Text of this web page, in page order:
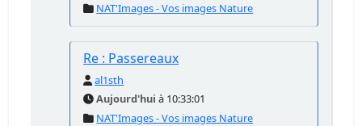
NAT'Images - Vos images Nature
Re : Passereaux
al1sth
Aujourd'hui à 10:33:01
NAT'Images - Vos images Nature